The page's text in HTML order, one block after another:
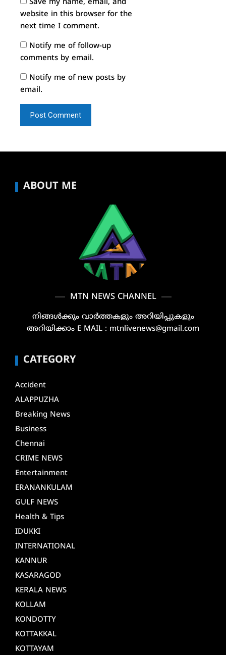
Save my name, email, and
website in this browser for the
next time I comment.
Notify me of follow-up
comments by email.
Notify me of new posts by
email.
ABOUT ME
MTN NEWS CHANNEL
നിങ്ങൾക്കും വാർത്തകളും അറിയിപ്പുകളും
അറിയിക്കാം E MAIL : mtnlivenews@gmail.com
CATEGORY
Accident
ALAPPUZHA
Breaking News
Business
Chennai
CRIME NEWS
Entertainment
ERANANKULAM
GULF NEWS
Health & Tips
IDUKKI
INTERNATIONAL
KANNUR
KASARAGOD
KERALA NEWS
KOLLAM
KONDOTTY
KOTTAKKAL
KOTTAYAM